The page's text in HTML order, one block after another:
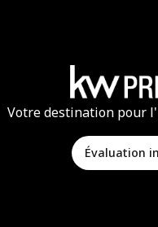
Votre destination pour
Évaluation